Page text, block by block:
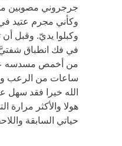
جرجروني مصوبين
وكأني مجرم عتيد في
وكبلوا يديّ. وقبل
في فك انطباق
من أخمص مسدسه
ساعات من الرعب
الله خيرا فقد سهل
هولا والأكثر مرارة
حياتي السابقة